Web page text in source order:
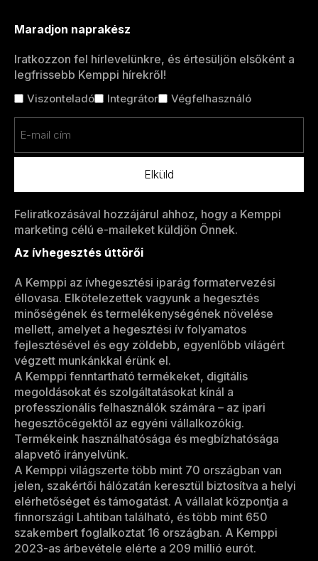
Maradjon naprakész
Iratkozzon fel hírlevelünkre, és értesüljön elsőként a
legfrissebb Kemppi hírekről!
CímViszonteladó Integrátor Végfelhasználó
(Kötelező)
Feliratkozásával hozzájárul ahhoz, hogy a Kemppi
marketing célú e-maileket küldjön Önnek.
Az ívhegesztés úttörői
A Kemppi az ívhegesztési iparág formatervezési
éllovasa. Elkötelezettek vagyunk a hegesztés
minőségének és termelékenységének növelése
mellett, amelyet a hegesztési ív folyamatos
fejlesztésével és egy zöldebb, egyenlőbb világért
végzett munkánkkal érünk el.
A Kemppi fenntartható termékeket, digitális
megoldásokat és szolgáltatásokat kínál a
professzionális felhasználók számára – az ipari
hegesztőcégektől az egyéni vállalkozókig.
Termékeink használhatósága és megbízhatósága
alapvető irányelvünk.
A Kemppi világszerte több mint 70 országban van
jelen, szakértői hálózatán keresztül biztosítva a helyi
elérhetőséget és támogatást. A vállalat központja a
finnországi Lahtiban található, és több mint 650
szakembert foglalkoztat 16 országban. A Kemppi
2023-as árbevétele elérte a 209 millió eurót.